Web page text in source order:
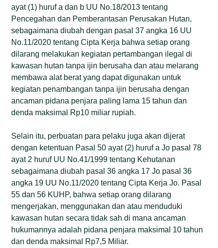
ayat (1) huruf a dan b UU No.18/2013 tentang
Pencegahan dan Pemberantasan Perusakan Hutan,
sebagaimana diubah dengan pasal 37 angka 16 UU
No.11/2020 tentang Cipta Kerja bahwa setiap orang
dilarang melakukan kegiatan pertambangan ilegal di
kawasan hutan tanpa ijin berusaha dan atau melarang
membawa alat berat yang dapat digunakan untuk
kegiatan penambangan tanpa ijin berusaha dengan
ancaman pidana penjara paling lama 15 tahun dan
denda maksimal Rp10 miliar rupiah.
Selain itu, perbuatan para pelaku juga akan dijerat
dengan ketentuan Pasal 50 ayat (2) huruf a Jo pasal 78
ayat 2 huruf UU No.41/1999 tentang Kehutanan
sebagaimana diubah pasal 36 angka 17 Jo pasal 36
angka 19 UU No.11/2020 tentang Cipta Kerja Jo. Pasal
55 dan 56 KUHP, bahwa setiap orang dilarang
mengerjakan, menggunakan dan atau menduduki
kawasan hutan secara tidak sah di mana ancaman
hukumannya adalah pidana penjara maksimal 10 tahun
dan denda maksimal Rp7,5 Miliar.